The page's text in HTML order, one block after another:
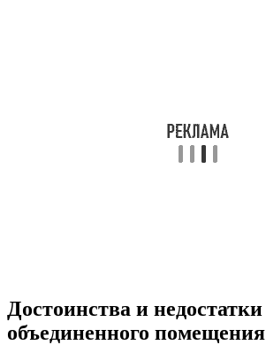
Достоинства и недостатки
объединенного помещения